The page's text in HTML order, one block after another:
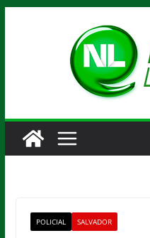
POLICIAL SALVADOR